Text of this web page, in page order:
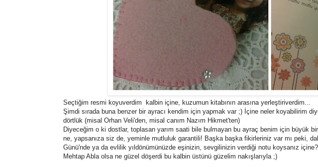
Seçtiğim resmi koyuverdim kalbin içine, kuzumun kitabının arasına yerleştiriverdim...
Şimdi sırada buna benzer bir ayracı kendim için yapmak var ;) İçine neler koyabilirim
dörtlük (misal Orhan Veli'den, misal canım Nazım Hikmet'ten)
Diyeceğim o ki dostlar, toplasan yarım saati bile bulmayan bu ayraç benim için büyük
ne, yapsanıza siz de, yeminle mutluluk garantili! Başka başka fikirleriniz var mı peki,
Günü'nde ya da evlilik yıldönümünüzde eşinizin, sevgilinizin verdiği notu koysanız
Mehtap Abla olsa ne güzel döşerdi bu kalbin üstünü güzelim nakışlarıyla ;)